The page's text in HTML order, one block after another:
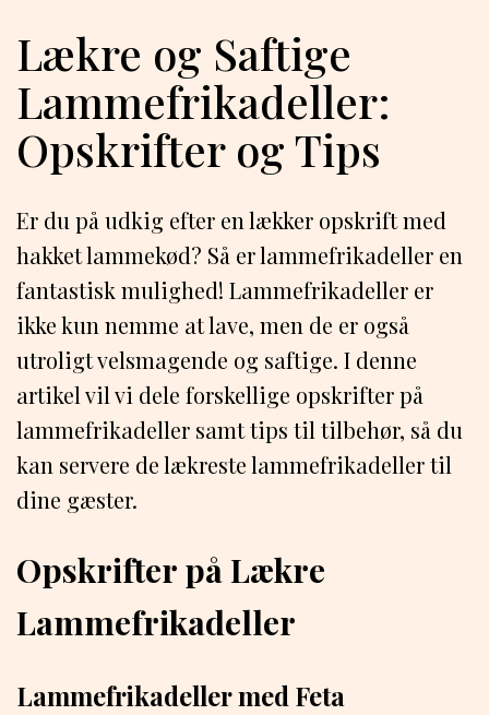
Lækre og Saftige
Lammefrikadeller:
Opskrifter og Tips
Er du på udkig efter en lækker opskrift med
hakket lammekød? Så er lammefrikadeller en
fantastisk mulighed! Lammefrikadeller er
ikke kun nemme at lave, men de er også
utroligt velsmagende og saftige. I denne
artikel vil vi dele forskellige opskrifter på
lammefrikadeller samt tips til tilbehør, så du
kan servere de lækreste lammefrikadeller til
dine gæster.
Opskrifter på Lækre
Lammefrikadeller
Lammefrikadeller med Feta